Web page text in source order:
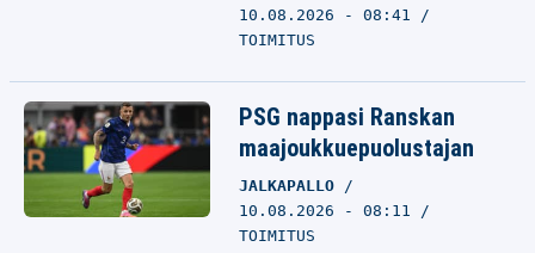
10.08.2026 - 08:41
TOIMITUS
PSG nappasi Ranskan
maajoukkuepuolustajan
JALKAPALLO
10.08.2026 - 08:11
TOIMITUS